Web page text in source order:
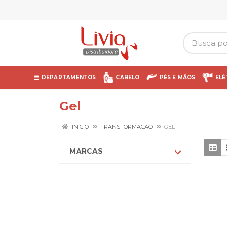
DEPARTAMENTOS CABELO PÉS E MÃOS
Gel
INÍCIO TRANSFORMACAO GEL
MARCAS